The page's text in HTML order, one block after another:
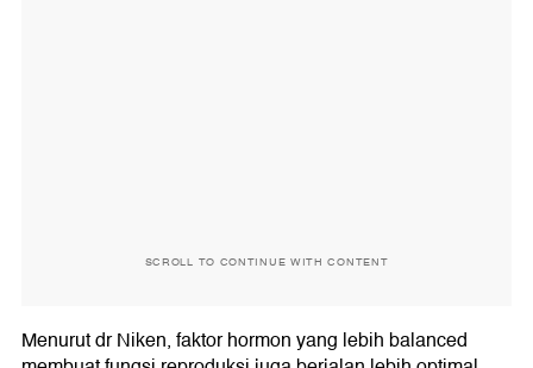
SCROLL TO CONTINUE WITH CONTENT
Menurut dr Niken, faktor hormon yang lebih balanced